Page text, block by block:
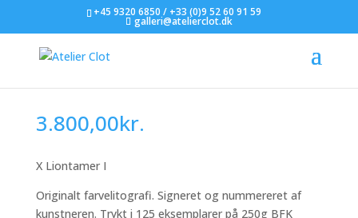
+45 9320 6850 / +33 (0)9 52 60 91 59
galleri@atelierclot.dk
Lars Nørgård, X
3.800,00kr.
X Liontamer I
Originalt farvelitografi. Signeret og nummereret af
kunstneren. Trykt i 125 eksemplarer på 250g BFK